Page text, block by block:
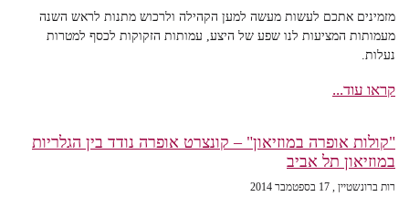
מזמינים אתכם לעשות מעשה למען הקהילה ולרכוש מתנות לראש השנה
מעמותות המציעות לנו שפע של היצע, עמותות הזקוקות לכסף למטרות
נעלות.
קראו עוד...
"קולות אופרה במוזיאון" – קונצרט אופרה נודד בין הגלריות
במוזיאון תל אביב
רות ברונשטיין 17 בספטמבר 2014